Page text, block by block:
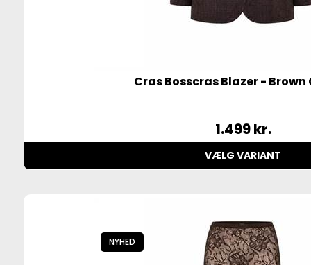
Cras Bosscras Blazer - Brown
1.499kr.
VÆLG VARIANT
NYHED